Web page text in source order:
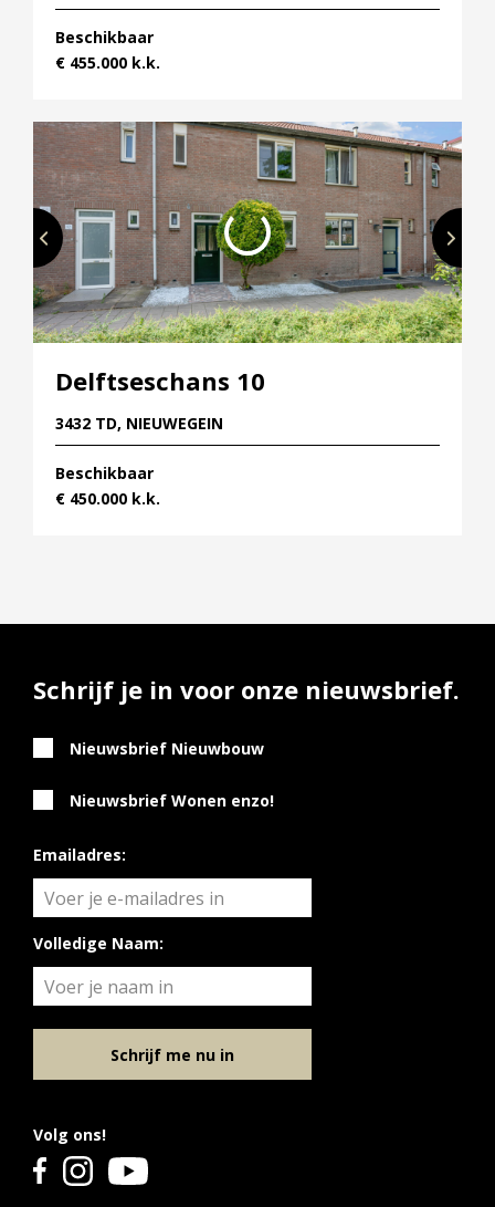
Beschikbaar
€ 455.000 k.k.
Delftseschans 10
3432 TD, NIEUWEGEIN
Beschikbaar
€ 450.000 k.k.
Volg ons!
Schrijf je in voor onze nieuwsbrief.
Nieuwsbrief Nieuwbouw
Nieuwsbrief Wonen enzo!
Emailadres:
Volledige Naam:
Schrijf me nu in